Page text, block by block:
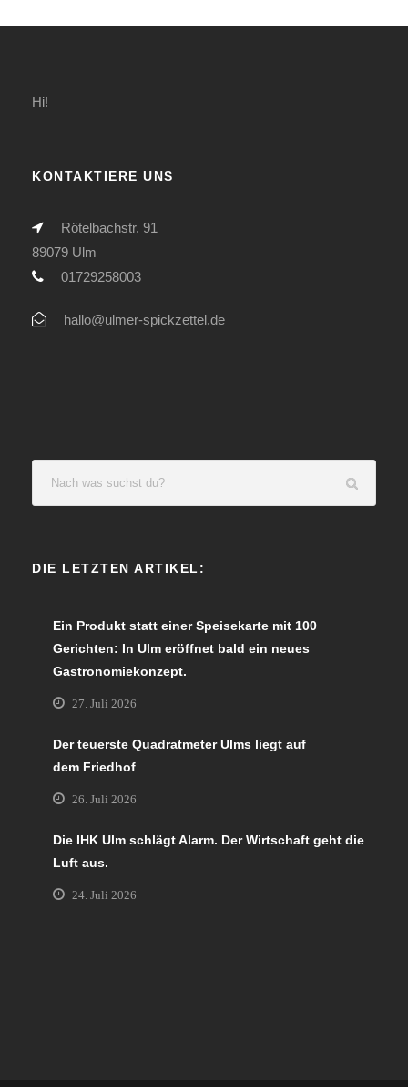
Hi!
KONTAKTIERE UNS
Rötelbachstr. 91
89079 Ulm
01729258003
hallo@ulmer-spickzettel.de
DIE LETZTEN ARTIKEL:
Ein Produkt statt einer Speisekarte mit 100
Gerichten: In Ulm eröffnet bald ein neues
Gastronomiekonzept.
27. Juli 2026
Der teuerste Quadratmeter Ulms liegt auf
dem Friedhof
26. Juli 2026
Die IHK Ulm schlägt Alarm. Der Wirtschaft geht die
Luft aus.
24. Juli 2026